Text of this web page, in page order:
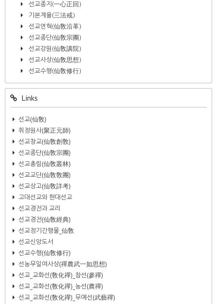
선교종지(一心正回)
기본계율(三法戒)
선교연혁(仙敎沿革)
선교종단(仙敎宗團)
선교강원(仙敎講院)
선교사상(仙敎思想)
선교수행(仙敎修行)
Links
선교(仙敎)
취정원사(聚正元師)
선교창교(仙敎創敎)
선교종단(仙敎宗團)
선교총림(仙敎叢林)
선교교단(仙敎敎團)
선교상고(仙敎詳考)
고대선교와 현대선교
선교경전과 교리
선교경전(仙敎經典)
선교정기간행물_仙敎
선교신앙도서
선교수행(仙敎修行)
선농무일여사상(禪農武一如思想)
선교_교화선(敎化禪)_참선(參禪)
선교_교화선(敎化禪)_농선(農禪)
선교_교화선(敎化禪)_무예선(武藝禪)